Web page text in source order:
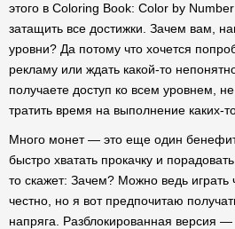
этого в Coloring Book: Color by
затащить все достижки. Зачем вам,
уровни? Да потому что хочется
рекламу или ждать какой-то
получаете доступ ко всем уровнем,
тратить время на выполнение каких-
Много монет — это еще один
быстро хватать прокачку и
то скажет: Зачем? Можно ведь играть
честно, но я вот предпочитаю
напряга. Разблокированная версия —